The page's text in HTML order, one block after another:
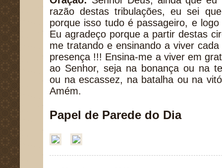
razão destas tribulações, eu sei
porque isso tudo é passageiro, e
Eu agradeço porque a partir destas
me tratando e ensinando a viver
presença !!! Ensina-me a viver em
ao Senhor, seja na bonança ou na
ou na escassez, na batalha ou na
Amém.
Papel de Parede do Dia